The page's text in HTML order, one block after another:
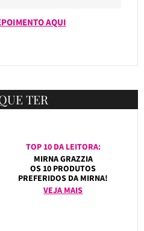
AQUI
TER
TOP 10 DA LEITORA:
MIRNA GRAZZIA
OS 10 PRODUTOS
PREFERIDOS DA MIRNA!
VEJA MAIS